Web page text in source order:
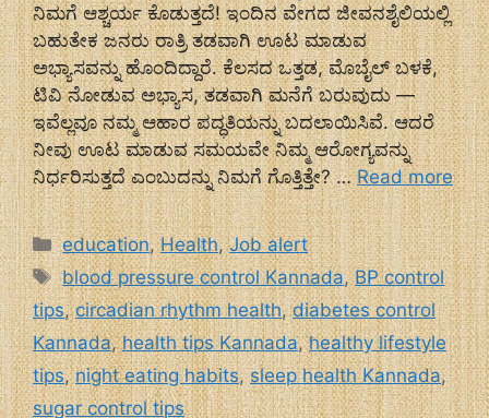
ನಿಮಗೆ ಆಶ್ಚರ್ಯ ಕೊಡುತ್ತದೆ! ಇಂದಿನ ವೇಗದ ಜೀವನಶೈಲಿಯಲ್ಲಿ
ಬಹುತೇಕ ಜನರು ರಾತ್ರಿ ತಡವಾಗಿ ಊಟ ಮಾಡುವ
ಅಭ್ಯಾಸವನ್ನು ಹೊಂದಿದ್ದಾರೆ. ಕೆಲಸದ ಒತ್ತಡ, ಮೊಬೈಲ್ ಬಳಕೆ,
ಟಿವಿ ನೋಡುವ ಅಭ್ಯಾಸ, ತಡವಾಗಿ ಮನೆಗೆ ಬರುವುದು —
ಇವೆಲ್ಲವೂ ನಮ್ಮ ಆಹಾರ ಪದ್ಧತಿಯನ್ನು ಬದಲಾಯಿಸಿವೆ. ಆದರೆ
ನೀವು ಊಟ ಮಾಡುವ ಸಮಯವೇ ನಿಮ್ಮ ಆರೋಗ್ಯವನ್ನು
ನಿರ್ಧರಿಸುತ್ತದೆ ಎಂಬುದನ್ನು ನಿಮಗೆ ಗೊತ್ತಿತ್ತೇ? …Read more
Categories
education,Health,Job alert
Tags
blood pressure control Kannada,BP control
tips,circadian rhythm health,diabetes control
Kannada,health tips Kannada,healthy lifestyle
tips,night eating habits,sleep health Kannada,
sugar control tips